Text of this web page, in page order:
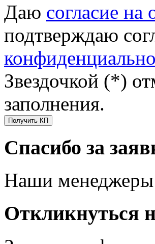
Даю согласие
подтверждаю
Звездочкой (*)
заполнения.
Получить КП
Спасибо за
Наши менеджеры
Откликнуться